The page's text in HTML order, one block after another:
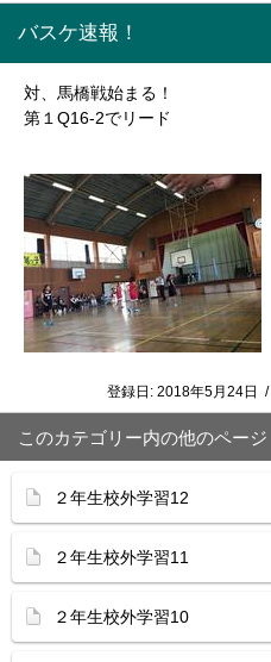
バスケ速報！
対、馬橋戦始まる！
第１Q16-2でリード
登録日: 2018年5月24日 /
このカテゴリー内の他のページ
２年生校外学習12
２年生校外学習11
２年生校外学習10